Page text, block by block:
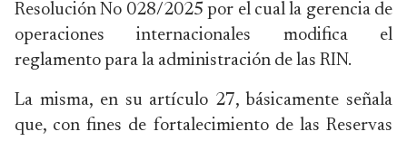
Resolución No 028/2025 por el cual la gerencia de
operaciones internacionales modifica el
reglamento para la administración de las RIN.
La misma, en su artículo 27, básicamente señala
que, con fines de fortalecimiento de las Reservas